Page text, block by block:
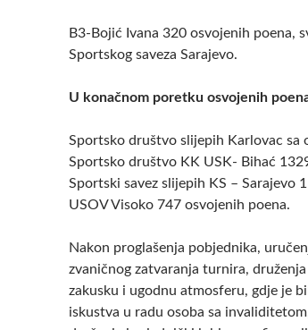
B3-Bojić Ivana 320 osvojenih poena,
Sportskog saveza Sarajevo.
U konačnom poretku osvojenih
Sportsko društvo slijepih Karlovac sa
Sportsko društvo KK USK- Bihać
Sportski savez slijepih KS – Sarajevo
USOV Visoko 747 osvojenih poena.
Nakon proglašenja pobjednika,
zvaničnog zatvaranja turnira,
zakusku i ugodnu atmosferu, gdje je
iskustva u radu osoba sa